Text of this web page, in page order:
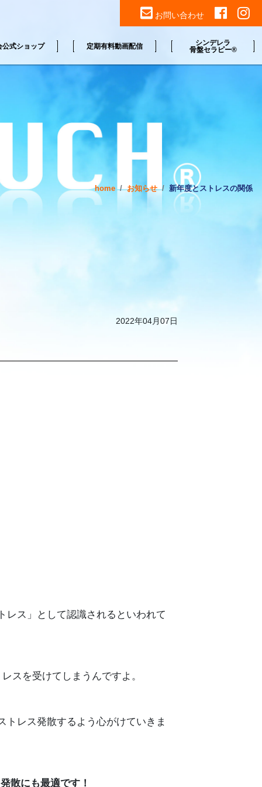
お問い合わせ
公式ショップ 定期有料動画配信
シンデレラ
骨盤セラピー®
home お知らせ 新年度とストレスの関係
2022年04月07日
レス」として認識されるといわれて
スを受けてしまうんですよ。
レス発散するよう心がけていきま
散にも最適です！